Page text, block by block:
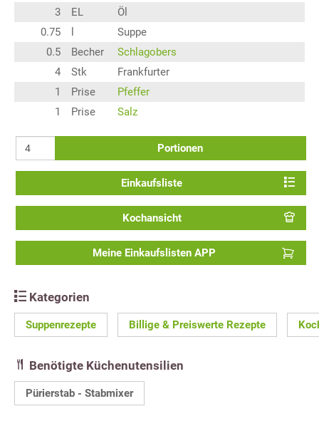
3
EL
Öl
0.75
Suppe
0.5
Becher
Schlagobers
4
Stk
Frankfurter
1
Prise
Pfeffer
1
Prise Salz
Portionen
Einkaufsliste
Kochansicht
Meine Einkaufslisten APP
Kategorien
Suppenrezepte Billige & Preiswerte Rezepte
Benötigte Küchenutensilien
Pürierstab - Stabmixer